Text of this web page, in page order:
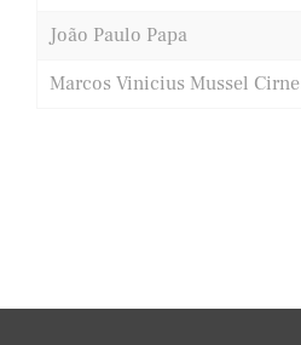
João Paulo Papa
Marcos Vinicius Mussel Cirne